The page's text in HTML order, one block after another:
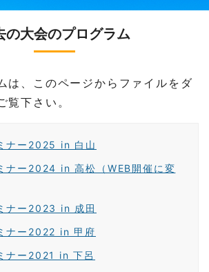
の大会のプログラム
は、このページからファイルをダ
覧下さい。
ナー2025 in 白山
ナー2024 in 高松（WEB開催に変
ナー2023 in 成田
ナー2022 in 甲府
ナー2021 in 下呂